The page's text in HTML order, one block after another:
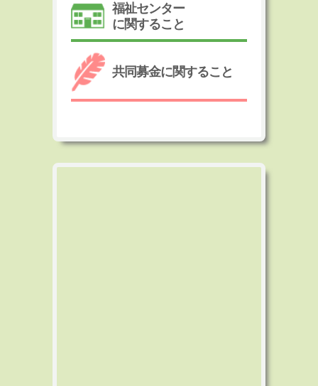
福祉センター
に関すること
共同募金に関すること